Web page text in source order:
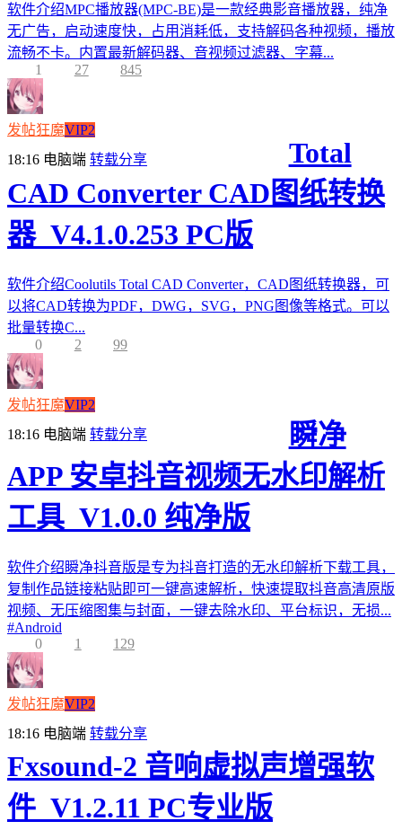
软件介绍MPC播放器(MPC-BE)是一款经典影音播放器，纯净
无广告，启动速度快，占用消耗低，支持解码各种视频，播放
流畅不卡。内置最新解码器、音视频过滤器、字幕...
1
27 845
发帖狂魔VIP2
18:16 电脑端 转载分享
Total
CAD Converter CAD图纸转换
器_V4.1.0.253 PC版
软件介绍Coolutils Total CAD Converter，CAD图纸转换器，可
以将CAD转换为PDF，DWG，SVG，PNG图像等格式。可以
批量转换C...
0
2 99
发帖狂魔VIP2
18:16 电脑端 转载分享
瞬净
APP 安卓抖音视频无水印解析
工具_V1.0.0 纯净版
软件介绍瞬净抖音版是专为抖音打造的无水印解析下载工具，
复制作品链接粘贴即可一键高速解析，快速提取抖音高清原版
视频、无压缩图集与封面，一键去除水印、平台标识，无损...
#Android
0
1 129
发帖狂魔VIP2
18:16 电脑端 转载分享
Fxsound-2 音响虚拟声增强软
件_V1.2.11 PC专业版